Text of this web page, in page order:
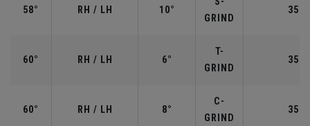
58° RH / LH 10°
GRIND
60° RH / LH 6°
T-
GRIND
60° RH / LH 8°
C-
GRIND